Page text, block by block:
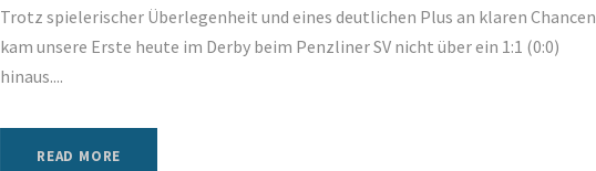
Trotz spielerischer Überlegenheit und eines deutlichen Plus an klaren Chancen
kam unsere Erste heute im Derby beim Penzliner SV nicht über ein 1:1 (0:0)
hinaus....
READ MORE